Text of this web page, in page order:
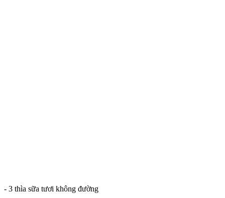
- 3 thìa sữa tươi không đường